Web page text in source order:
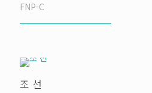
FNP-C
조 선